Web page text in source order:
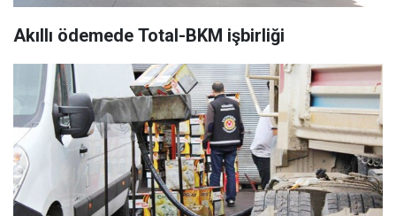
Akıllı ödemede Total-BKM işbirliği